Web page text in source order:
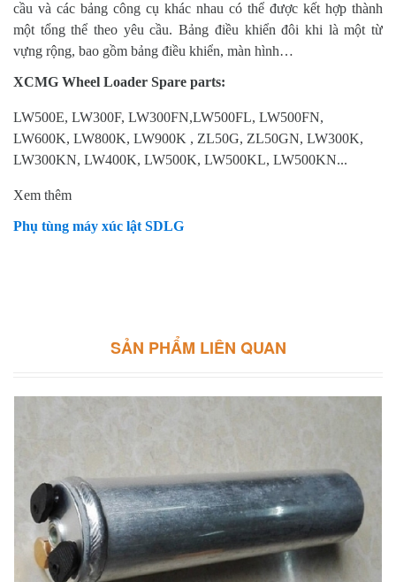
cầu và các bảng công cụ khác nhau có thể được kết hợp thành
một tổng thể theo yêu cầu. Bảng điều khiển đôi khi là một từ
vựng rộng, bao gồm bảng điều khiển, màn hình…
XCMG Wheel Loader Spare parts:
LW500E, LW300F, LW300FN,LW500FL, LW500FN,
LW600K, LW800K, LW900K , ZL50G, ZL50GN, LW300K,
LW300KN, LW400K, LW500K, LW500KL, LW500KN...
Xem thêm
Phụ tùng máy xúc lật SDLG
SẢN PHẨM LIÊN QUAN